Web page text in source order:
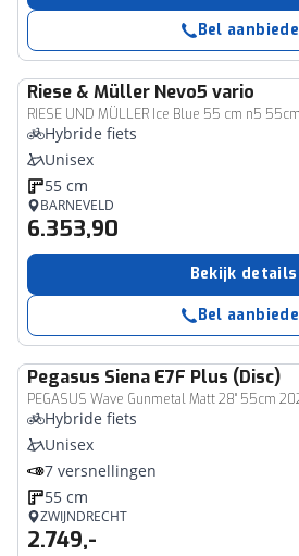
Bel
Riese & Müller Nevo5 vario
RIESE UND MÜLLER Ice Blue 55 cm n5
Hybride fiets
Unisex
55 cm
BARNEVELD
6.353,90
Bekijk details
Bel
Pegasus Siena E7F Plus (Disc)
PEGASUS Wave Gunmetal Matt 28" 55cm
Hybride fiets
Unisex
7 versnellingen
55 cm
ZWIJNDRECHT
2.749,-